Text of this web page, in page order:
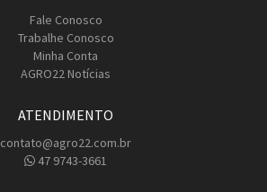
Fale Conosco
Trabalhe Conosco
Minha Conta
AGRO22 Notícias
ATENDIMENTO
contato@agro22.com.br
47 9743-3661